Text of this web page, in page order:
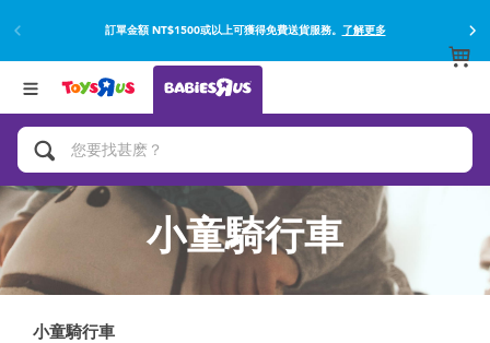
訂單金額 NT$1500或以上可獲得免費送貨服務。 了解更多
網上購買並使用門市取貨在店內取貨。
分類目錄
遊戲及活動
嬰兒專用禮品
沐浴及如厠訓練用品
品牌
查看所有
小童騎行車
小童騎行車